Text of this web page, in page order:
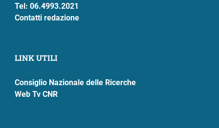
Tel: 06.4993.2021
Contatti redazione
LINK UTILI
Consiglio Nazionale delle Ricerche
Web Tv CNR